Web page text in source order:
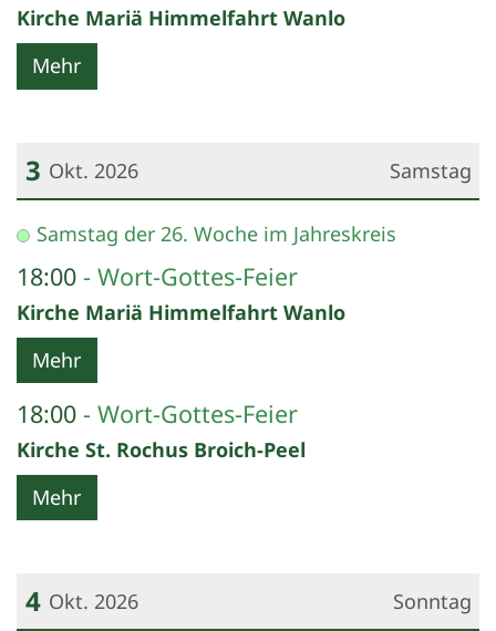
Kirche Mariä Himmelfahrt Wanlo
Mehr
Samstag
3 Okt. 2026
Datum: 3. Oktober 2026
Samstag der 26. Woche im Jahreskreis
18:00 Wort-Gottes-Feier
Kirche Mariä Himmelfahrt Wanlo
Mehr
18:00 Wort-Gottes-Feier
Kirche St. Rochus Broich-Peel
Mehr
Sonntag
4 Okt. 2026